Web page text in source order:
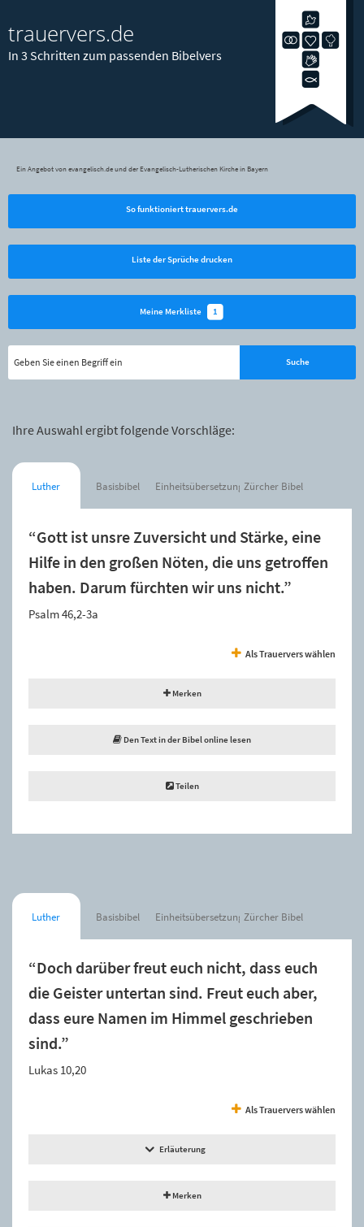
trauervers.de
In 3 Schritten zum passenden Bibelvers
Ein Angebot von evangelisch.de und der Evangelisch-Lutherischen Kirche in Bayern
So funktioniert trauervers.de
Liste der Sprüche drucken
Meine Merkliste 1
Ihre Auswahl ergibt folgende Vorschläge:
Luther Basisbibel Einheitsübersetzung Zürcher Bibel
“Gott ist unsre Zuversicht und Stärke, eine
Hilfe in den großen Nöten, die uns getroffen
haben. Darum fürchten wir uns nicht.”
Psalm 46,2-3a
Als Trauervers wählen
Merken
Den Text in der Bibel online lesen
Teilen
Luther Basisbibel Einheitsübersetzung Zürcher Bibel
“Doch darüber freut euch nicht, dass euch
die Geister untertan sind. Freut euch aber,
dass eure Namen im Himmel geschrieben
sind.”
Lukas 10,20
Als Trauervers wählen
Erläuterung
Merken